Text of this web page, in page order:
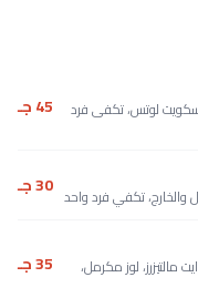
لوتس، تكفى فرد 45 جـ
والخارج، تكفي فرد واحد 30 جـ
مالتيزرز، لوز مكرمل، 35 جـ